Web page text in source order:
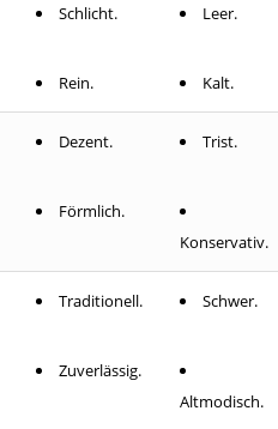
Schlicht.
Rein.
Leer.
Kalt.
Dezent.
Förmlich.
Trist.
Konservativ.
Traditionell.
Zuverlässig.
Schwer.
Altmodisch.